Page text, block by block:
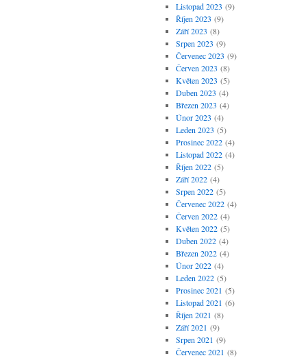
Listopad 2023 (9)
Říjen 2023 (9)
Září 2023 (8)
Srpen 2023 (9)
Červenec 2023 (9)
Červen 2023 (8)
Květen 2023 (5)
Duben 2023 (4)
Březen 2023 (4)
Únor 2023 (4)
Leden 2023 (5)
Prosinec 2022(4)
Listopad 2022(4)
Říjen 2022(5)
Září 2022(4)
Srpen 2022(5)
Červenec 2022(4)
Červen 2022(4)
Květen 2022(5)
Duben 2022(4)
Březen 2022(4)
Únor 2022(4)
Leden 2022(5)
Prosinec 2021 (5)
Listopad 2021 (6)
Říjen 2021 (8)
Září 2021 (9)
Srpen 2021 (9)
Červenec 2021 (8)